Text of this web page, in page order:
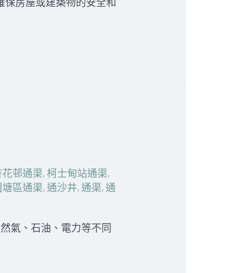
花邨通渠,柯士甸站通渠,
塘區通渠,通沙井,通渠,通
氣、石油、電力等不同